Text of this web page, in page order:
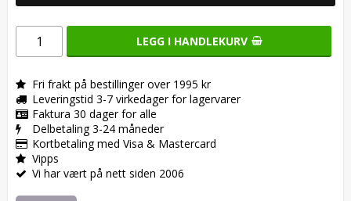
LEGG I HANDLEKURV
Fri frakt på bestillinger over 1995 kr
Leveringstid 3-7 virkedager for lagervarer
Faktura 30 dager for alle
Delbetaling 3-24 måneder
Kortbetaling med Visa & Mastercard
Vipps
Vi har vært på nett siden 2006